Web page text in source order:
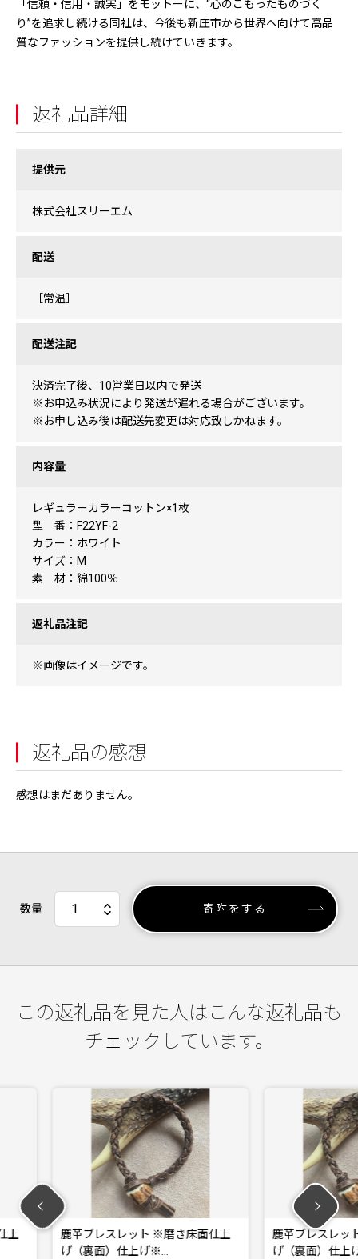
「信頼・信用・誠実」をモットーに、“心のこもったものづく
り”を追求し続ける同社は、今後も新庄市から世界へ向けて高品
質なファッションを提供し続けていきます。
返礼品詳細
提供元
株式会社スリーエム
配送
［常温］
配送注記
決済完了後、10営業日以内で発送
※お申込み状況により発送が遅れる場合がございます。
※お申し込み後は配送先変更は対応致しかねます。
内容量
レギュラーカラーコットン×1枚
型 番：F22YF-2
カラー：ホワイト
サイズ：M
素 材：綿100％
返礼品注記
※画像はイメージです。
返礼品の感想
感想はまだありません。
数量 寄附をする
この返礼品を見た人はこんな返礼品も
チェックしています。
き床面仕上
鹿革ブレスレット ※磨き床面仕上
げ（裏面）仕上げ※…
鹿革
仕上